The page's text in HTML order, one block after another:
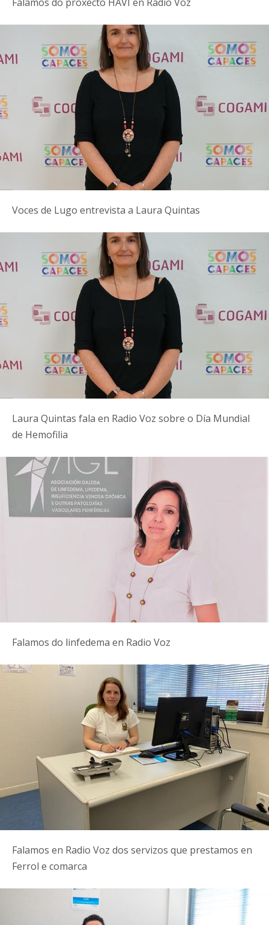
Voces de Lugo entrevista a Laura Quintas
Laura Quintas fala en Radio Voz sobre o Día Mundial
de Hemofilia
Falamos do linfedema en Radio Voz
Falamos en Radio Voz dos servizos que prestamos en
Ferrol e comarca